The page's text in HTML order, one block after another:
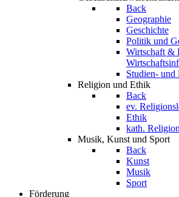
Back
Geographie
Geschichte
Politik und
Wirtschaft &
Studien- und
Religion und Ethik
Back
ev.
Ethik
kath.
Musik, Kunst und Sport
Back
Kunst
Musik
Sport
Förderung